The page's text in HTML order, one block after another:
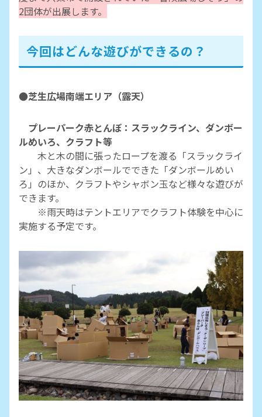
2団体が出展します。
今回はどんな遊びができるの？
●芝生広場南端エリア（露天）
プレーパーク赤とんぼ：スラックライン、ダンボー
ルめいろ、クラフト等
木と木の間に張ったロープを渡る「スラックライ
ン」、大きなダンボールでできた「ダンボールめい
ろ」のほか、クラフトやシャボン玉など様々な遊びが
できます。
※雨天時はテントエリアでクラフト体験を中心に
実施する予定です。